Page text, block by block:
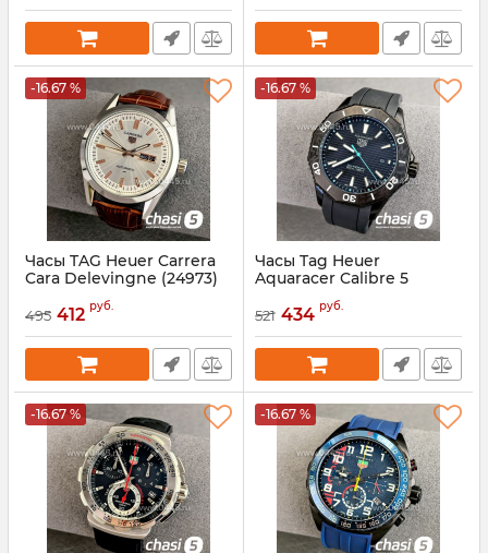
-16.67 %
Часы TAG Heuer Carrera
Cara Delevingne (24973)
24973
495 412 руб.
-16.67 %
Часы Tag Heuer
Aquaracer Calibre 5
Артикул: 24974
521 434 руб.
-16.67 % -16.67 %